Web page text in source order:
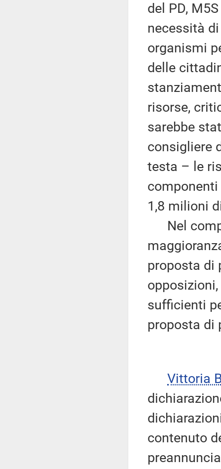
del PD,
necessità
organismi
delle
risorse,
sarebbe
consigliere
testa – le
1,8 milioni
Nel
proposta di
sufficienti
proposta di
Vittoria
contenuto